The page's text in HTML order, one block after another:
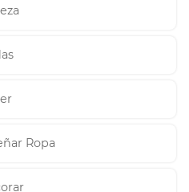
Ropa